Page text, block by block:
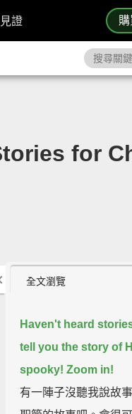
證
for
全文瀏覽
Haven't heard
tell you the story of
spooky! Zoom in!
有一陣子沒聽我說故